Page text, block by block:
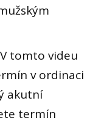
tomto videu
v ordinaci
akutní
termín